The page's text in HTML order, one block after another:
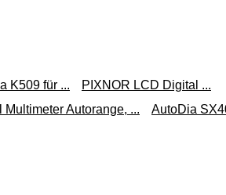
K509 für ...
PIXNOR LCD Digital ...
Multimeter Autorange, ...
AutoDia